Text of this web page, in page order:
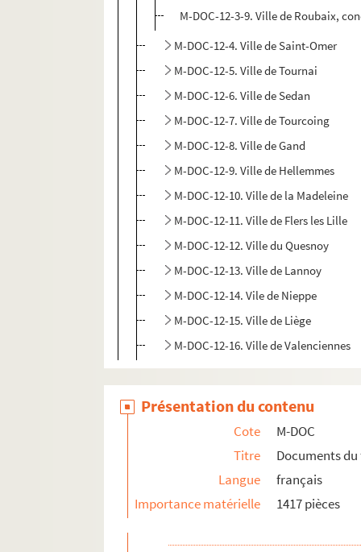
M-DOC-12-3-9. Ville de Roubaix,
M-DOC-12-4. Ville de Saint-Omer
M-DOC-12-5. Ville de Tournai
M-DOC-12-6. Ville de Sedan
M-DOC-12-7. Ville de Tourcoing
M-DOC-12-8. Ville de Gand
M-DOC-12-9. Ville de Hellemmes
M-DOC-12-10. Ville de la Madeleine
M-DOC-12-11. Ville de Flers les Lille
M-DOC-12-12. Ville du Quesnoy
M-DOC-12-13. Ville de Lannoy
M-DOC-12-14. Vile de Nieppe
M-DOC-12-15. Ville de Liège
M-DOC-12-16. Ville de Valenciennes
Présentation du contenu
Cote
M-DOC
Titre
Documents
Langue
français
Importance matérielle
1417 pièces